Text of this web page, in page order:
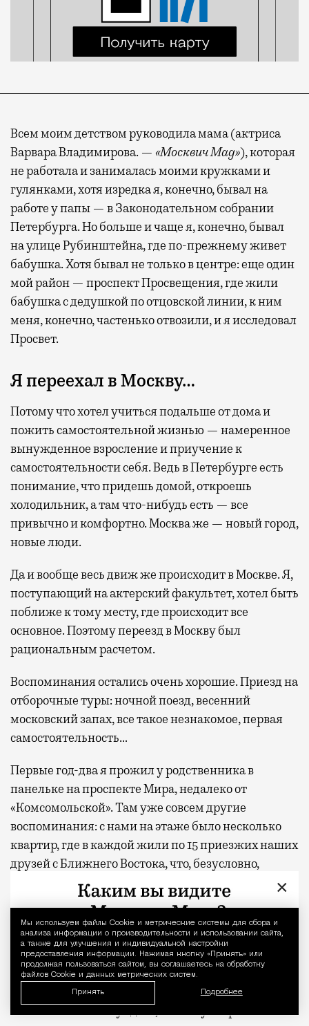
Уведомление
Мы используем файлы Сookie и метрические системы для сбора и
анализа информации о производительности и использовании сайта,
а также для улучшения и индивидуальной настройки
предоставления информации. Нажимая кнопку «Принять» или
продолжая пользоваться сайтом, вы соглашаетесь на обработку
файлов Cookie и данных метрических систем.
Принять Подробнее
Всем моим детством руководила мама (актриса
Варвара Владимирова. — «Москвич Mag»), которая
не работала и занималась моими кружками и
гулянками, хотя изредка я, конечно, бывал на
работе у папы — в Законодательном собрании
Петербурга. Но больше и чаще я, конечно, бывал
на улице Рубинштейна, где по-прежнему живет
бабушка. Хотя бывал не только в центре: еще один
мой район — проспект Просвещения, где жили
бабушка с дедушкой по отцовской линии, к ним
меня, конечно, частенько отвозили, и я исследовал
Просвет.
Я переехал в Москву…
Потому что хотел учиться подальше от дома и
пожить самостоятельной жизнью — намеренное
вынужденное взросление и приучение к
самостоятельности себя. Ведь в Петербурге есть
понимание, что придешь домой, откроешь
холодильник, а там что-нибудь есть — все
привычно и комфортно. Москва же — новый город,
новые люди.
Да и вообще весь движ же происходит в Москве. Я,
поступающий на актерский факультет, хотел быть
поближе к тому месту, где происходит все
основное. Поэтому переезд в Москву был
рациональным расчетом.
Воспоминания остались очень хорошие. Приезд на
отборочные туры: ночной поезд, весенний
московский запах, все такое незнакомое, первая
самостоятельность…
Первые год-два я прожил у родственника в
панельке на проспекте Мира, недалеко от
«Комсомольской». Там уже совсем другие
воспоминания: с нами на этаже было несколько
квартир, где в каждой жили по 15 приезжих наших
друзей с Ближнего Востока, что, безусловно,
придавало колорита. А еще же мечеть рядом — все
возможности погрузиться в разную культуру.
Мои любимые районы…
Вся моя жизнь и воспоминания были связаны с
Камергерским переулком и со всем, что вокруг
×